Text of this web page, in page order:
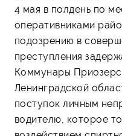
4 мая в полдень по
оперативниками
подозрению в
преступления
Коммунары
Ленинградской
поступок личным
водителю, которое